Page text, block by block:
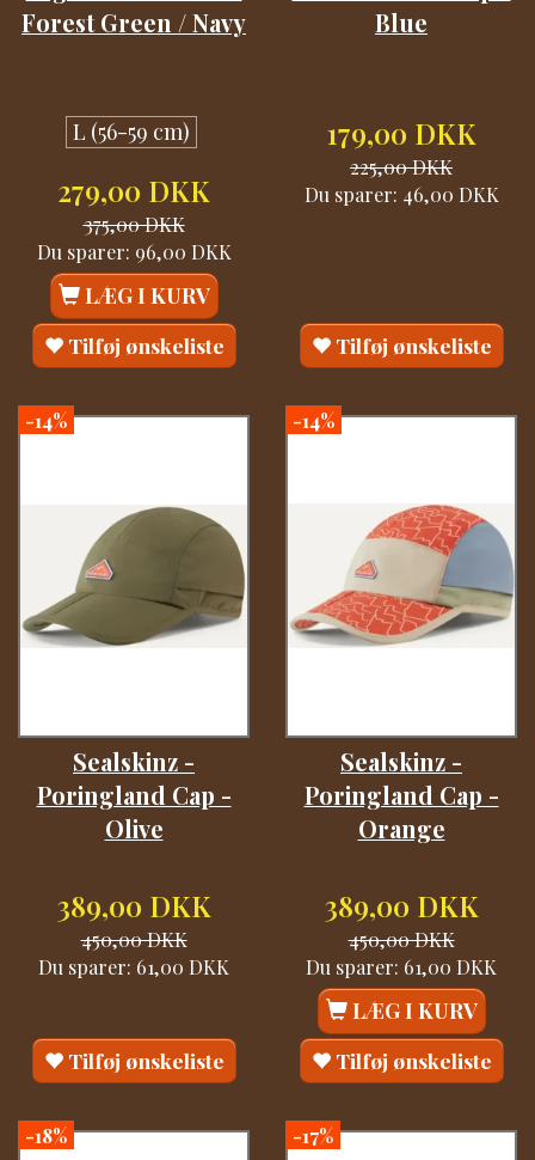
Forest Green / Navy
L (56-59 cm)
279,00 DKK
375,00 DKK
Du sparer: 96,00 DKK
LÆG I KURV
Tilføj ønskeliste
Blue
179,00 DKK
225,00 DKK
Du sparer: 46,00 DKK
Tilføj ønskeliste
-14%
Sealskinz -
Poringland Cap -
Olive
389,00 DKK
450,00 DKK
Du sparer: 61,00 DKK
Tilføj ønskeliste
-14%
Sealskinz -
Poringland Cap -
Orange
389,00 DKK
450,00 DKK
Du sparer: 61,00 DKK
LÆG I KURV
Tilføj ønskeliste
-18% -17%